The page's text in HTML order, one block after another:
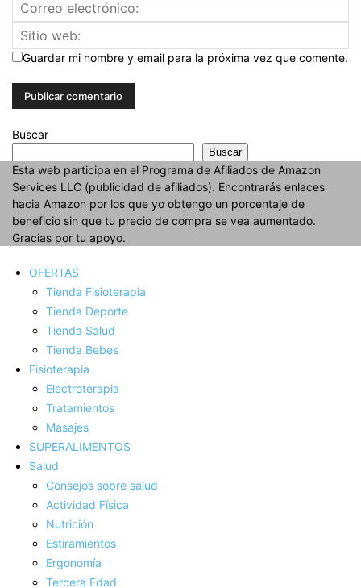
Guardar mi nombre y email para la próxima vez que comente.
Buscar
Buscar
Esta web participa en el Programa de Afiliados de Amazon
Services LLC (publicidad de afiliados). Encontrarás enlaces
hacia Amazon por los que yo obtengo un porcentaje de
beneficio sin que tu precio de compra se vea aumentado.
Gracias por tu apoyo.
OFERTAS
Tienda Fisioterapia
Tienda Deporte
Tienda Salud
Tienda Bebes
Fisioterapia
Electroterapia
Tratamientos
Masajes
SUPERALIMENTOS
Salud
Consejos sobre salud
Actividad Fí­sica
Nutrición
Estiramientos
Ergonomí­a
Tercera Edad